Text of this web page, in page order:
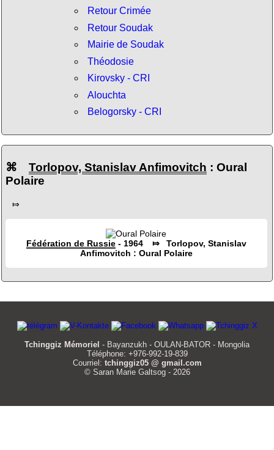
Retour Crimée
Retour Soudak
Mairie de Soudak
Théodosie
Kirovsky - CRI
Alouchta
Belogorsky - CRI
⌘ Torlopov, Stanislav Anfimovitch : Oural
Polaire
⤇
Fédération de Russie- 1964 ⤇ Torlopov, Stanislav
Anfimovitch : Oural Polaire
Tchinggiz Mémoriel - Bayanzukh - OULAN-BATOR - Mongolia
Téléphone: +976-992-19-839
Courriel: tchinggiz05 @ gmail.com
© Saran Marie Galtsog - 2026